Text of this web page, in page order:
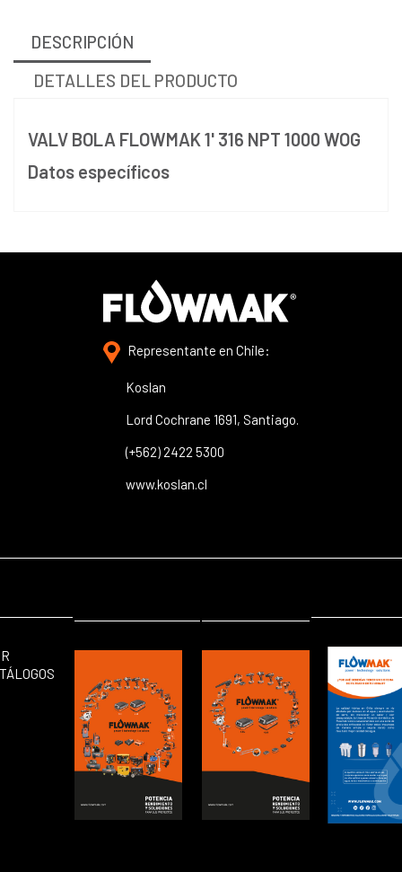
DESCRIPCIÓN
DETALLES DEL PRODUCTO
VALV BOLA FLOWMAK 1' 316 NPT 1000 WOG
Datos específicos
Representante en Chile:
Koslan
Lord Cochrane 1691, Santiago.
(+562) 2422 5300
www.koslan.cl